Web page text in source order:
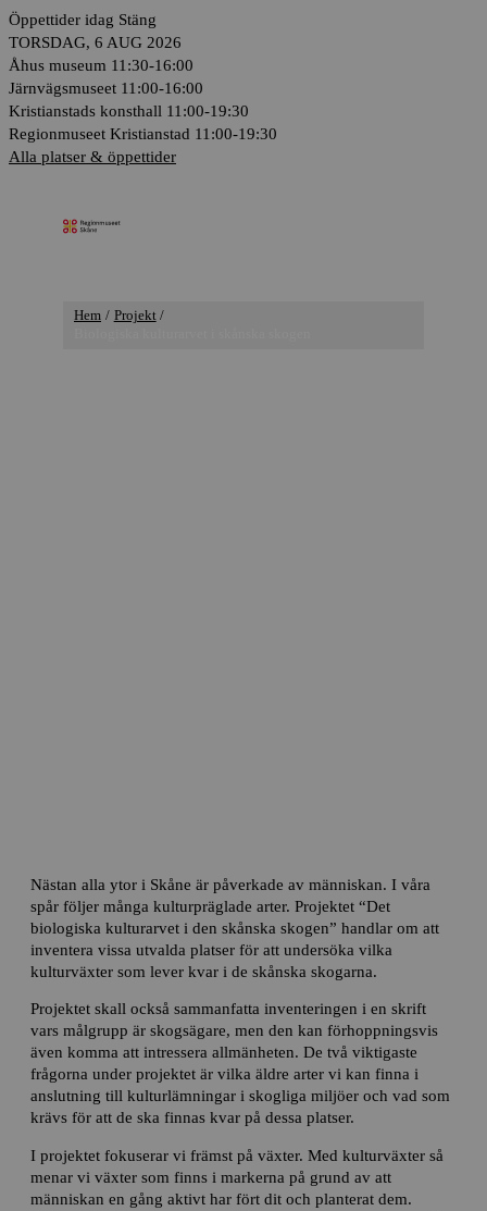
Hoppa
till
innehåll
Öppettider idag Stäng
TORSDAG, 6 AUG 2026
Åhus museum 11:30-16:00
Järnvägsmuseet 11:00-16:00
Kristianstads konsthall 11:00-19:30
Regionmuseet Kristianstad 11:00-19:30
Alla platser & öppettider
Hem
Projekt
Nästan alla ytor i Skåne är påverkade av människan. I våra
spår följer många kulturpräglade arter. Projektet “Det
biologiska kulturarvet i den skånska skogen” handlar om att
inventera vissa utvalda platser för att undersöka vilka
kulturväxter som lever kvar i de skånska skogarna.
Projektet skall också sammanfatta inventeringen i en skrift
vars målgrupp är skogsägare, men den kan förhoppningsvis
även komma att intressera allmänheten. De två viktigaste
frågorna under projektet är vilka äldre arter vi kan finna i
anslutning till kulturlämningar i skogliga miljöer och vad som
krävs för att de ska finnas kvar på dessa platser.
I projektet fokuserar vi främst på växter. Med kulturväxter så
menar vi växter som finns i markerna på grund av att
människan en gång aktivt har fört dit och planterat dem.